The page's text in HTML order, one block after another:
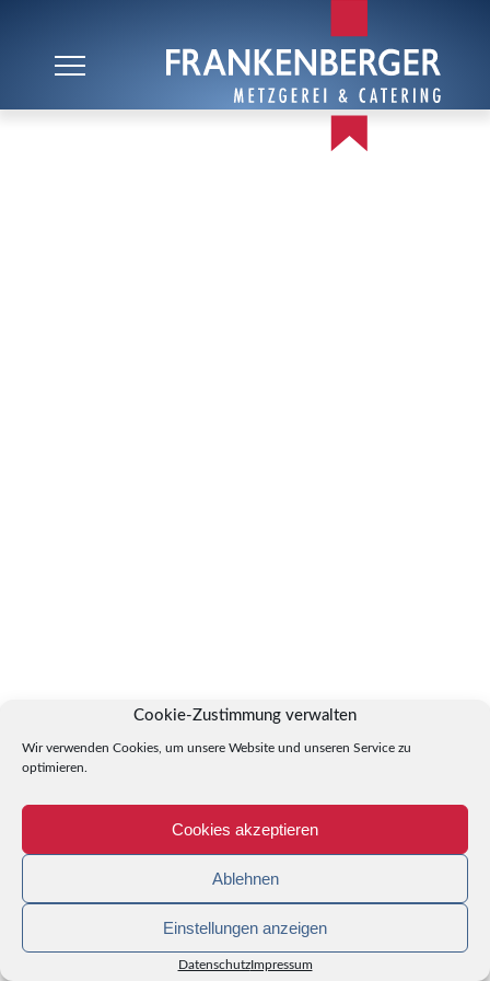
Cookie-Zustimmung verwalten
Wir verwenden Cookies, um unsere Website und unseren Service zu
optimieren.
Cookies akzeptieren
Ablehnen
Einstellungen anzeigen
DatenschutzImpressum